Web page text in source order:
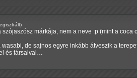
szójaszósz márkája, nem a neve :p (mint a coca
wasabi, de sajnos egyre inkább átveszik a
és társaival…